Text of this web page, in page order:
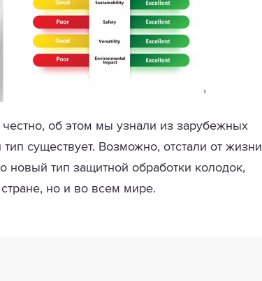
об этом мы узнали из зарубежных
существует. Возможно, отстали от жизни
новый тип защитной обработки колодок,
но и во всем мире.